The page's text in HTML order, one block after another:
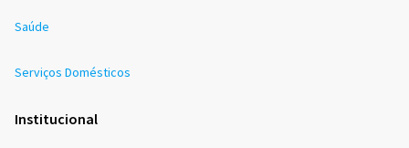
Saúde
Serviços Domésticos
Institucional